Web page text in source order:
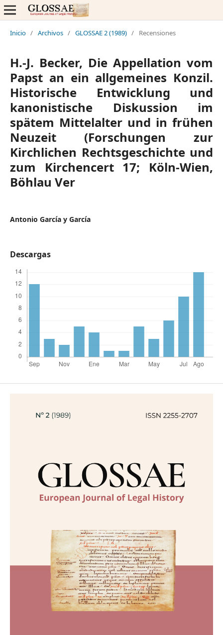
Inicio / Archivos / GLOSSAE 2 (1989) / Recensiones
H.-J. Becker, Die Appellation vom
Papst an ein allgemeines Konzil.
Historische Entwicklung und
kanonistische Diskussion im
spätem Mittelalter und in frühen
Neuzeit (Forschungen zur
Kirchlichen Rechtsgeschichte und
zum Kirchencert 17; Köln-Wien,
Böhlau Ver
Antonio García y García
Descargas